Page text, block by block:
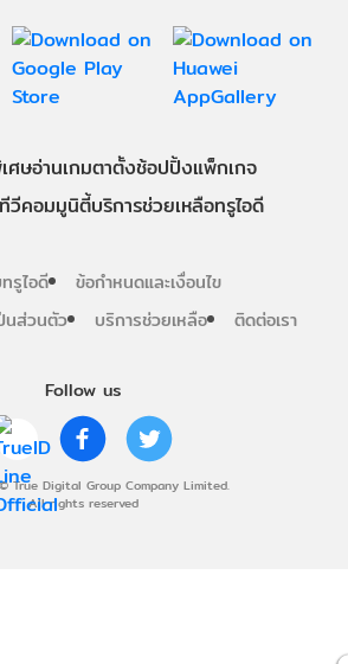
Follow us
True Digital Group Company Limited.
All rights reserved
ศษอ่านเกมตาตั้งช้อปปิ้งแพ็กเกจ
วีคอมมูนิตี้บริการช่วยเหลือทรูไอดี
รูไอดี
ข้อกำหนดและเงื่อนไข
นส่วนตัว
บริการช่วยเหลือ ติดต่อเรา